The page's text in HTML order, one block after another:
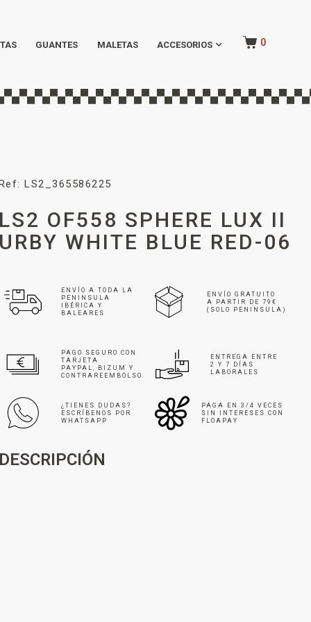
GUANTES MALETAS ACCESORIOS 0
LS2_365586225
OF558 SPHERE LUX II
WHITE BLUE RED-06
ENVÍO A TODA LA
PENINSULA
IBÉRICA Y
BALEARES
ENVÍO GRATUITO
A PARTIR DE 79€
(SOLO PENINSULA)
PAGO SEGURO CON
TARJETA
PAYPAL, BIZUM Y
CONTRAREEMBOLSO
ENTREGA ENTRE
2 Y 7 DÍAS
LABORALES
¿TIENES DUDAS?
ESCRÍBENOS POR
WHATSAPP
PAGA EN 3/4 VECES
SIN INTERESES CON
FLOAPAY